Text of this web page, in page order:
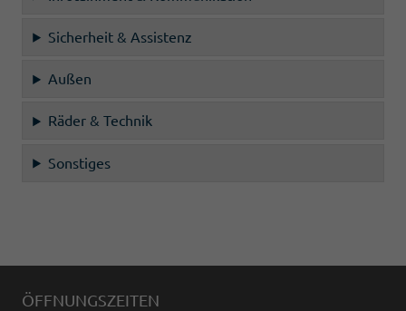
Sicherheit & Assistenz
Außen
Räder & Technik
Sonstiges
ÖFFNUNGSZEITEN